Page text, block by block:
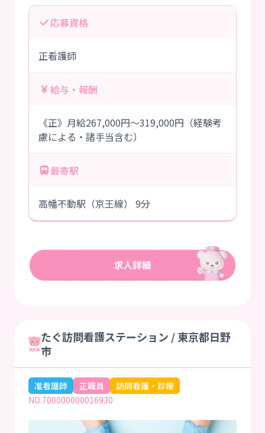
応募資格
正看護師
給与・報酬
《正》月給267,000円～319,000円（経験考
慮による・諸手当含む）
最寄駅
高幡不動駅（京王線） 9分
たぐ訪問看護ステーション / 東京都日野
市
准看護師 正職員
訪問看護・診療
NO.700000000016930